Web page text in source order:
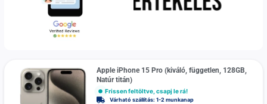
Apple iPhone 15 Pro (kiváló, független, 128GB,
Natúr titán)
Frissen feltöltve, csapj le rá!
Várható szállítás: 1-2 munkanap